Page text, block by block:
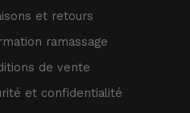
et retours
ramassage
de vente
et confidentialité